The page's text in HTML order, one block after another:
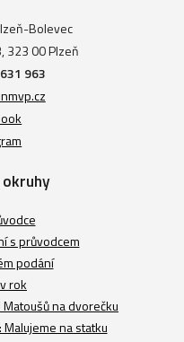
Bolevec
323 00 Plzeň
963
s průvodcem
podání
rok
na dvorečku
na statku